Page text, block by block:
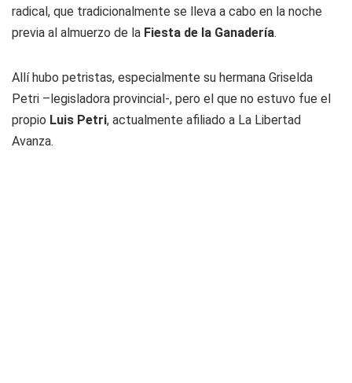
radical, que tradicionalmente se lleva a cabo en la noche
previa al almuerzo de la Fiesta de la Ganadería.
Allí hubo petristas, especialmente su hermana Griselda
Petri –legisladora provincial-, pero el que no estuvo fue el
propio Luis Petri, actualmente afiliado a La Libertad
Avanza.